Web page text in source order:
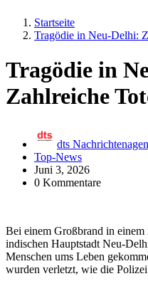
Startseite
Tragödie in Neu-Delhi:
Tragödie in
Zahlreiche
dts
Top-News
Juni 3, 2026
0 Kommentare
Bei einem Großbrand in
indischen Hauptstadt Neu-
Menschen ums Leben
wurden verletzt, wie die